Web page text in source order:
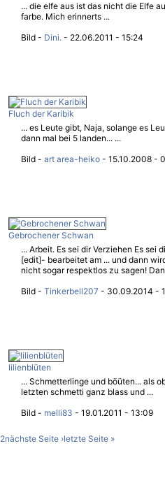
... die elfe aus ist das nicht die Elfe
farbe. Mich erinnerts ...
Bild - Dini. - 22.06.2011 - 15:24
Fluch der Karibik
... es Leute gibt, Naja, solange es
dann mal bei 5 landen... ...
Bild - art area-heiko - 15.10.2008 -
Gebrochener Schwan
... Arbeit. Es sei dir Verziehen Es sei
[edit]- bearbeitet am ... und dann
nicht sogar respektlos zu sagen!
Bild - Tinkerbell207 - 30.09.2014 -
lilienblüten
... Schmetterlinge und böüten... als
letzten schmetti ganz blass und ...
Bild - melli83 - 19.01.2011 - 13:09
2nächste Seite ›letzte Seite »